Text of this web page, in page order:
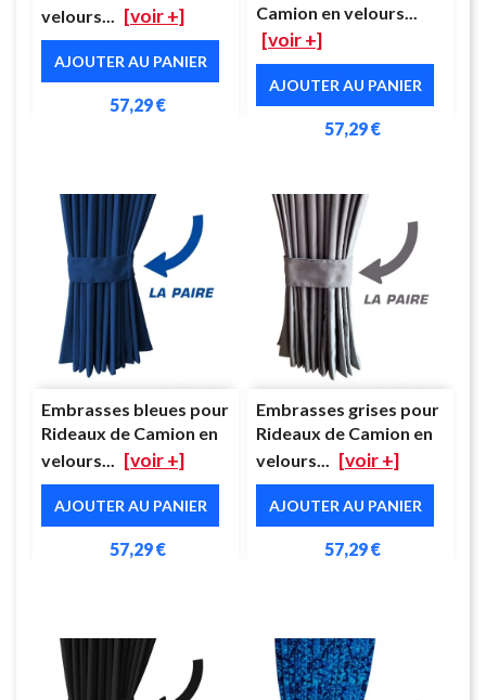
velours...
[voir +]
AJOUTER AU PANIER
57,29 €
Camion en velours...
[voir +]
AJOUTER AU PANIER
57,29 €
Embrasses bleues pour
Rideaux de Camion en
velours...
[voir +]
AJOUTER AU PANIER
57,29 €
Embrasses grises pour
Rideaux de Camion en
velours...
[voir +]
AJOUTER AU PANIER
57,29 €